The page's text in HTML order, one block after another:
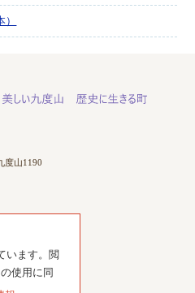
います。閲
使用に同
度山1190